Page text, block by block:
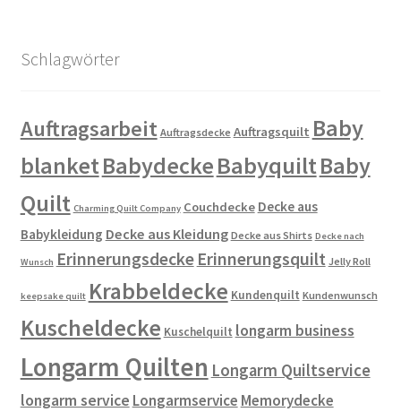
Schlagwörter
Auftragsarbeit Auftragsdecke Auftragsquilt Baby
blanketBabydeckeBabyquiltBaby
Quilt Charming Quilt Company Couchdecke Decke aus
Babykleidung Decke aus Kleidung Decke aus Shirts Decke nach
Wunsch Erinnerungsdecke Erinnerungsquilt Jelly Roll
keepsake quilt Krabbeldecke Kundenquilt Kundenwunsch
Kuscheldecke Kuschelquilt longarm business
Longarm Quilten Longarm Quiltservice
longarm service Longarmservice Memorydecke